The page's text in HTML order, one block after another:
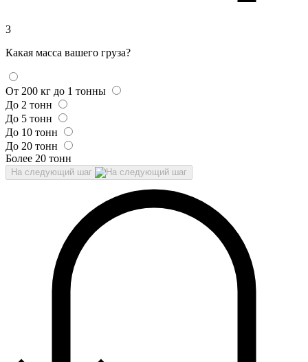
3
Какая масса вашего груза?
От 200 кг до 1 тонны
До 2 тонн
До 5 тонн
До 10 тонн
До 20 тонн
Более 20 тонн
На следующий шаг